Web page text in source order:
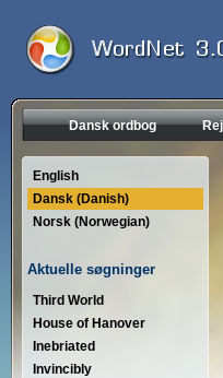
Dansk ordbog
English
Dansk (Danish)
Norsk (Norwegian)
Aktuelle søgninger
Third World
House of Hanover
Inebriated
Invincibly